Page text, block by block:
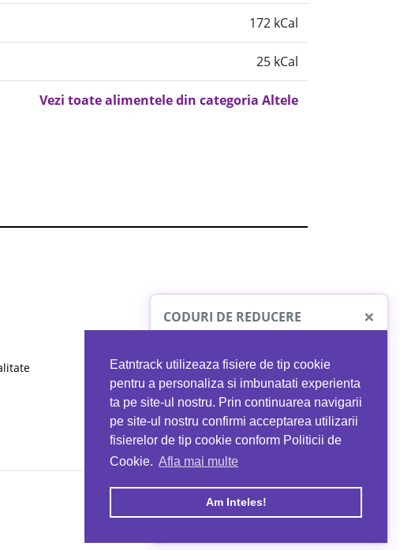
Eatntrack utilizeaza fisiere de tip cookie
pentru a personaliza si imbunatati experienta
ta pe site-ul nostru. Prin continuarea navigarii
pe site-ul nostru confirmi acceptarea utilizarii
fisierelor de tip cookie conform Politicii de
Cookie. Afla mai multe
Am Inteles!
172 kCal
25 kCal
Vezi toate alimentele din categoria Altele
CODURI DE REDUCERE ×
la orice comandă
EATNTRACK
MYPROTEIN
Ai40%reducere la orice comandă
folosind codul EATTRACK